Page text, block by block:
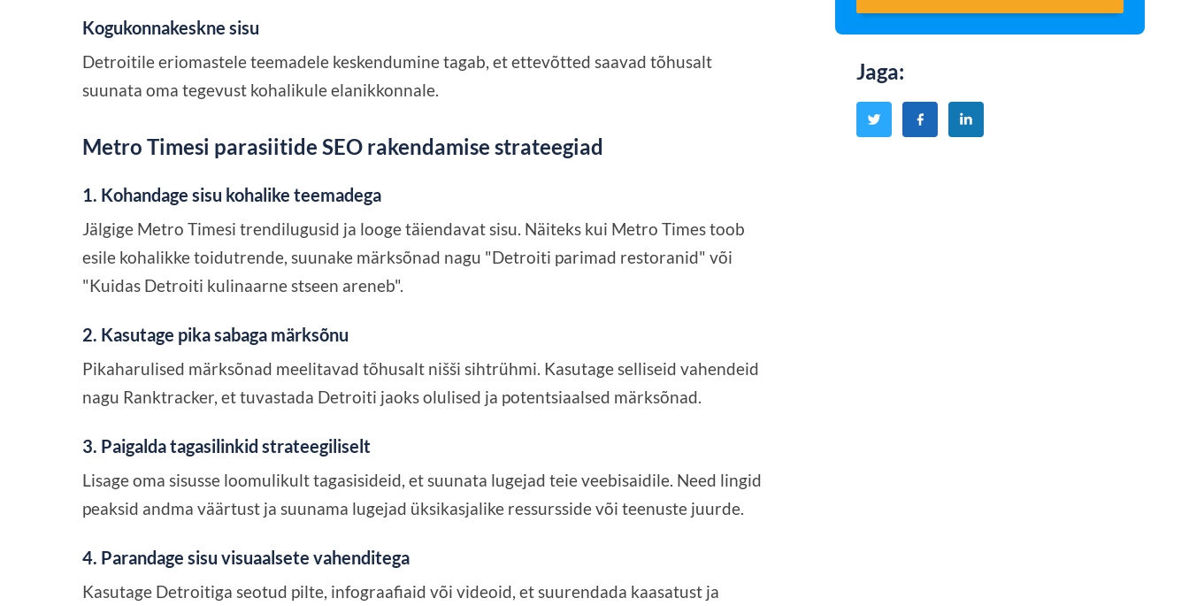
Kogukonnakeskne sisu
Detroitile eriomastele teemadele keskendumine tagab, et ettevõtted saavad tõhusalt
suunata oma tegevust kohalikule elanikkonnale.
Metro Timesi parasiitide SEO rakendamise strateegiad
1. Kohandage sisu kohalike teemadega
Jälgige Metro Timesi trendilugusid ja looge täiendavat sisu. Näiteks kui Metro Times toob
esile kohalikke toidutrende, suunake märksõnad nagu "Detroiti parimad restoranid" või
"Kuidas Detroiti kulinaarne stseen areneb".
2. Kasutage pika sabaga märksõnu
Pikaharulised märksõnad meelitavad tõhusalt nišši sihtrühmi. Kasutage selliseid vahendeid
nagu Ranktracker, et tuvastada Detroiti jaoks olulised ja potentsiaalsed märksõnad.
3. Paigalda tagasilinkid strateegiliselt
Lisage oma sisusse loomulikult tagasisideid, et suunata lugejad teie veebisaidile. Need lingid
peaksid andma väärtust ja suunama lugejad üksikasjalike ressursside või teenuste juurde.
4. Parandage sisu visuaalsete vahenditega
Kasutage Detroitiga seotud pilte, infograafiaid või videoid, et suurendada kaasatust ja
Jaga: